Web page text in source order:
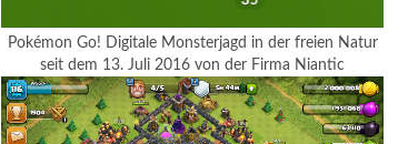
Pokémon Go! Digitale Monsterjagd in der freien Natur
seit dem 13. Juli 2016 von der Firma Niantic
Show larger version for: